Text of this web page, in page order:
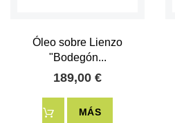
Óleo sobre Lienzo
"Bodegón...
189,00 €
MÁS